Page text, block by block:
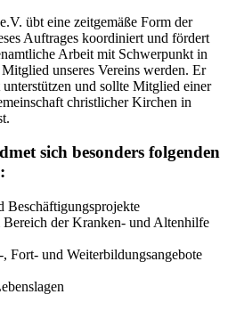
übt eine zeitgemäße Form der
Auftrages koordiniert und fördert
Arbeit mit Schwerpunkt in
unseres Vereins werden. Er
und sollte Mitglied einer
christlicher Kirchen in
sich besonders folgenden
Beschäftigungsprojekte
Bereich der Kranken- und Altenhilfe
Fort- und Weiterbildungsangebote